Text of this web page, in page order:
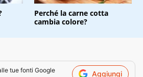
Perché la carne cotta
cambia colore?
tue fonti Google
Aggiungi